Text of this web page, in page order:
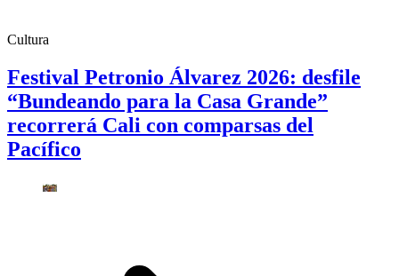
Cultura
Festival Petronio Álvarez 2026: desfile
“Bundeando para la Casa Grande”
recorrerá Cali con comparsas del
Pacífico